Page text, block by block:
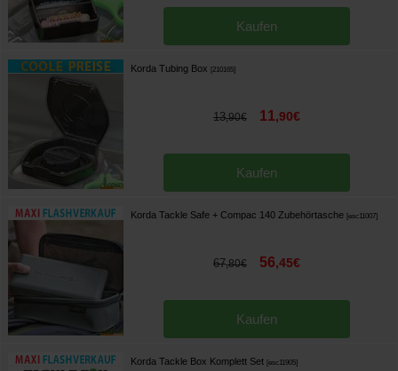
Kaufen
Korda Tubing Box [210165]
13,90€ 11,90€
Kaufen
Korda Tackle Safe + Compac 140 Zubehörtasche [esc11007]
67,80€ 56,45€
Kaufen
Korda Tackle Box Komplett Set [esc11905]